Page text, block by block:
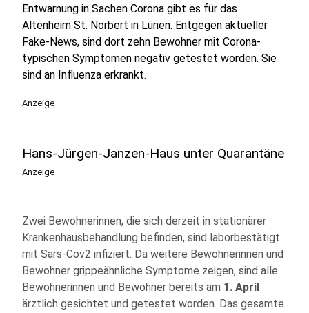
Entwarnung in Sachen Corona gibt es für das
Altenheim St. Norbert in Lünen. Entgegen aktueller
Fake-News, sind dort zehn Bewohner mit Corona-
typischen Symptomen negativ getestet worden. Sie
sind an Influenza erkrankt.
Anzeige
Hans-Jürgen-Janzen-Haus unter Quarantäne
Anzeige
Zwei Bewohnerinnen, die sich derzeit in stationärer
Krankenhausbehandlung befinden, sind laborbestätigt
mit Sars-Cov2 infiziert. Da weitere Bewohnerinnen und
Bewohner grippeähnliche Symptome zeigen, sind alle
Bewohnerinnen und Bewohner bereits am 1. April
ärztlich gesichtet und getestet worden. Das gesamte